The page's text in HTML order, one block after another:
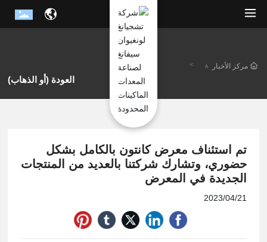
مركز الأخبار
العودة (أو الذهاب)
تم استئناف معرض كانتون بالكامل بشكل
حضوري، وتشارك شركتنا بالعديد من المنتجات
الجديدة في المعرض
2023/04/21